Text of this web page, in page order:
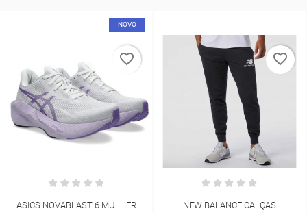
NOVO
ASICS NOVABLAST 6 MULHER
favorite_border
NEW BALANCE CALÇAS
favorite_border